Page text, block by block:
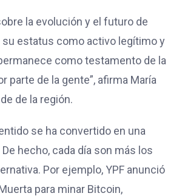
la evolución y el futuro de
estatus como activo legítimo y
como testamento de la
parte de la gente”, afirma María
de la región.
se ha convertido en una
hecho, cada día son más los
Por ejemplo, YPF anunció
para minar Bitcoin,